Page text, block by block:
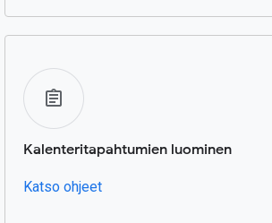
Kalenteritapahtumien luominen
Katso ohjeet